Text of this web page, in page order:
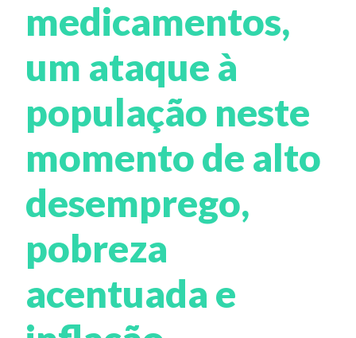
medicamentos,
um ataque à
população neste
momento de alto
desemprego,
pobreza
acentuada e